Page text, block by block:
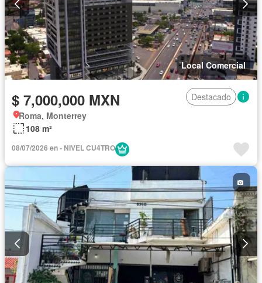
Local Comercial
$ 7,000,000 MXN
Destacado
Roma, Monterrey
108 m²
08/07/2026 en - NIVEL CU4TRO